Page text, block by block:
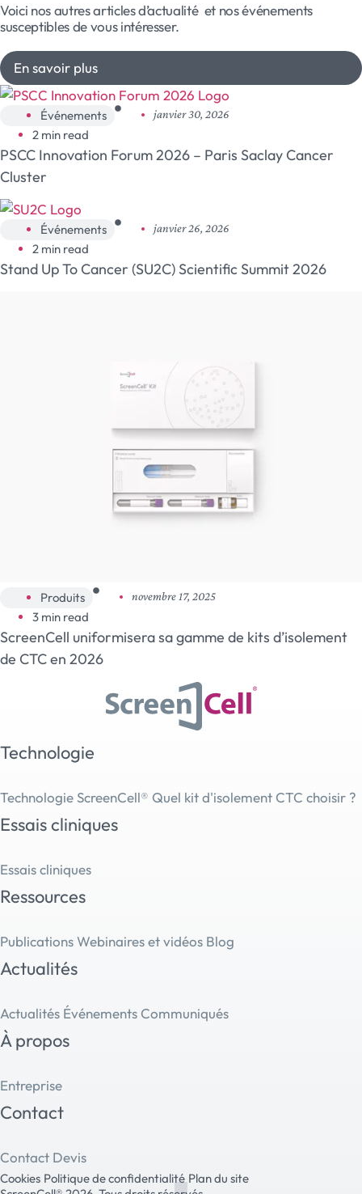
Voici nos autres articles d’actualité et nos événements
susceptibles de vous intéresser.
En savoir plus
Événements janvier 30, 2026
2 min read
PSCC Innovation Forum 2026 – Paris Saclay Cancer
Cluster
Événements janvier 26, 2026
2 min read
Stand Up To Cancer (SU2C) Scientific Summit 2026
Produits novembre 17, 2025
3 min read
ScreenCell uniformisera sa gamme de kits d’isolement
de CTC en 2026
Technologie
Technologie ScreenCell® Quel kit d'isolement CTC choisir ?
Essais cliniques
Essais cliniques
Ressources
PublicationsWebinaires et vidéos Blog
Actualités
Actualités Événements Communiqués
À propos
Entreprise
Contact
Contact Devis
Cookies Politique de confidentialité Plan du site